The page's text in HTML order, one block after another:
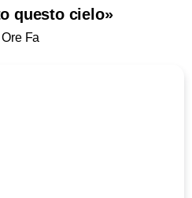
questo cielo»
Fa